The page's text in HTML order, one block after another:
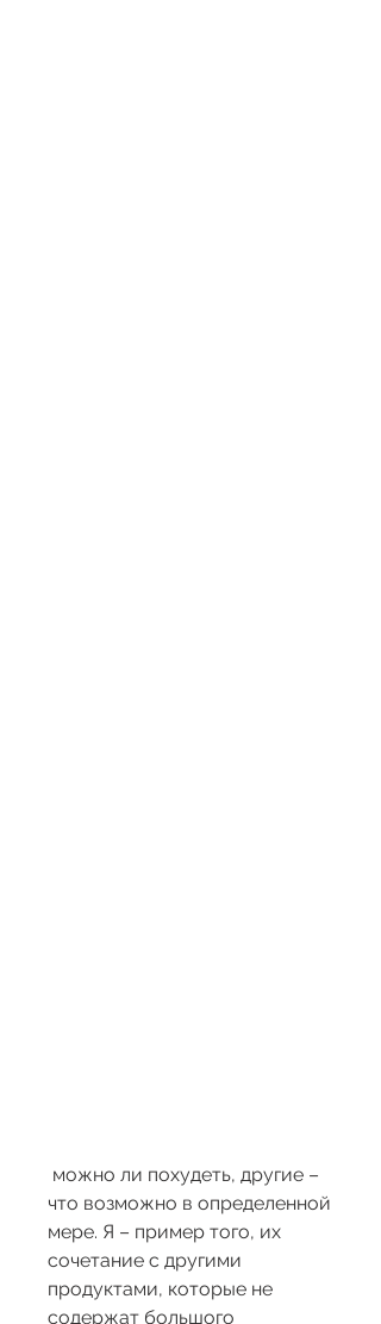
что возможно в определенной
мере. Я – пример того, их
сочетание с другими
продуктами, которые не
содержат большого